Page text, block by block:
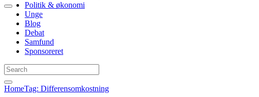
Politik & økonomi
Unge
Blog
Debat
Samfund
Sponsoreret
HomeTag: Differensomkostning